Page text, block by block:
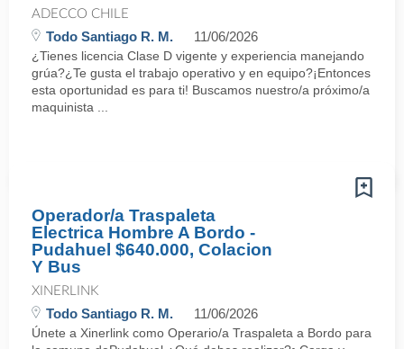
ADECCO CHILE
Todo Santiago R. M. 11/06/2026
¿Tienes licencia Clase D vigente y experiencia manejando
grúa?¿Te gusta el trabajo operativo y en equipo?¡Entonces
esta oportunidad es para ti! Buscamos nuestro/a próximo/a
maquinista ...
Operador/a Traspaleta
Electrica Hombre A Bordo -
Pudahuel $640.000, Colacion
Y Bus
XINERLINK
Todo Santiago R. M. 11/06/2026
Únete a Xinerlink como Operario/a Traspaleta a Bordo para